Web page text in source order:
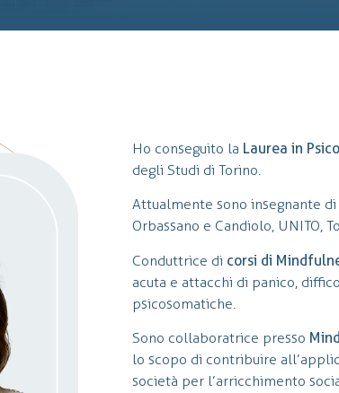
Ho conseguito la Laurea in
degli Studi di Torino.
Attualmente sono insegnante
Orbassano e Candiolo, UNITO,
Conduttrice di corsi di
acuta e attacchi di panico,
psicosomatiche.
Sono collaboratrice presso
lo scopo di contribuire
società per l’arricchimento